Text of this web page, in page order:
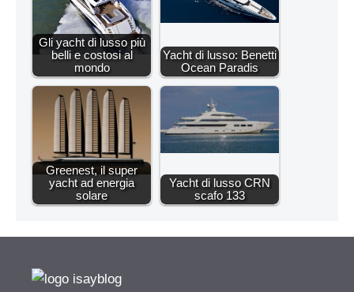
Gli yacht di lusso più
belli e costosi al
mondo
Yacht di lusso: Benetti
Ocean Paradis
Greenest, il super
yacht ad energia
solare
Yacht di lusso CRN
scafo 133